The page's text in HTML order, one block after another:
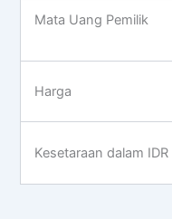
Mata Uang Pemilik
Harga
Kesetaraan dalam IDR